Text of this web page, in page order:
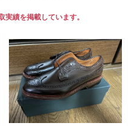
実績を掲載しています。